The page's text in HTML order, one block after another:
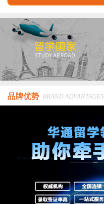
品牌优势 BRAND ADVANTAGES